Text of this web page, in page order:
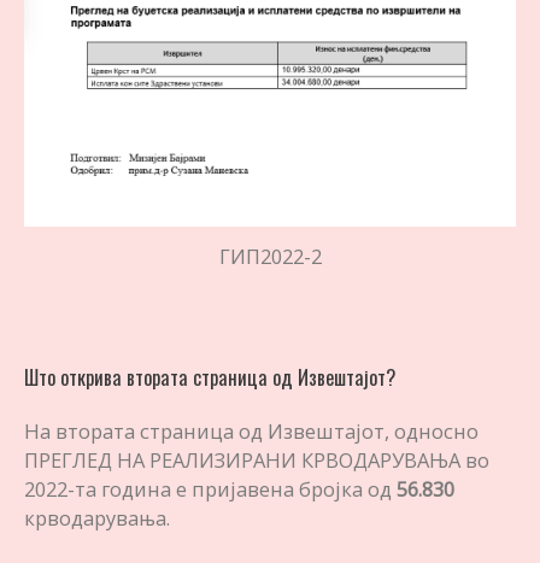
ГИП2022-2
Што открива втората страница од Извештајот?
На втората страница од Извештајот, односно
ПРЕГЛЕД НА РЕАЛИЗИРАНИ КРВОДАРУВАЊА во
2022-та година е пријавена бројка од 56.830
крводарувања.